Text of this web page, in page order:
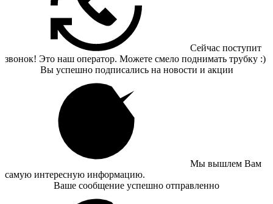
Сейчас поступит
звонок! Это наш оператор. Можете смело поднимать трубку :)
Вы успешно подписались на новости и акции
Мы вышлем Вам
самую интересную информацию.
Ваше сообщение успешно отправленно